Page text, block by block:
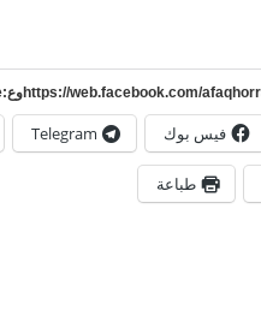
فيس بوك Telegram
طباعة